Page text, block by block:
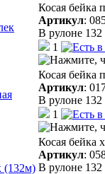
Косая бейка
Артикул:
В рулоне
1
Косая бейка
Артикул:
В рулоне
1
Косая бейка
Артикул:
В рулоне